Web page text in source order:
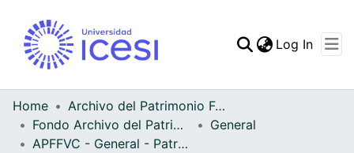
Statistics
Log In
Home
Archivo del Patrimonio Fotográfico y Fílmico del Valle del Cauca
Fondo Archivo del Patrimonio Fotográfico y Fílmico del Valle del Cauca
General
APFFVC - General - Patrimonial